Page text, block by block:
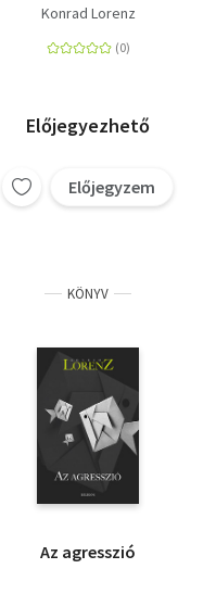
Konrad Lorenz
Előjegyezhető
Előjegyzem
KÖNYV
Az agresszió